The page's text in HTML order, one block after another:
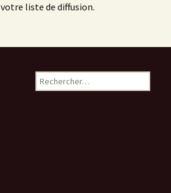
liste de diffusion.
Rechercher :